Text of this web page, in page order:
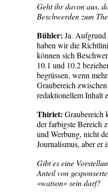
Geht ihr davon aus,
Beschwerden zum
Bühler: Ja. Aufgrund
haben wir die
können sich
10.1 und 10.2
begrüssen, wenn
Graubereich
redaktionellem Inhalt
Thiriet: Graubereich
der farbigste Bereich
und Werbung, nicht
Journalismus, aber er
Gibt es eine
Anteil von
«watson» sein darf?